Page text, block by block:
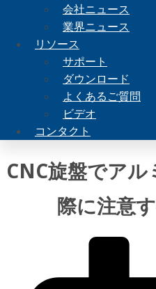
会社ニュース
業界ニュース
リソース
サポート
ダウンロード
よくあるご質問
ビデオ
コンタクト
CNC旋盤でアル
際に注意